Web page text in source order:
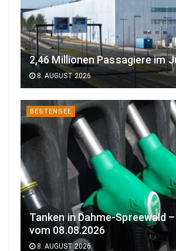
2,46 Millionen Passagiere im
8. AUGUST 2026
BESTENSEE
Tanken in Dahme-Spreewald
vom 08.08.2026
8. AUGUST 2026